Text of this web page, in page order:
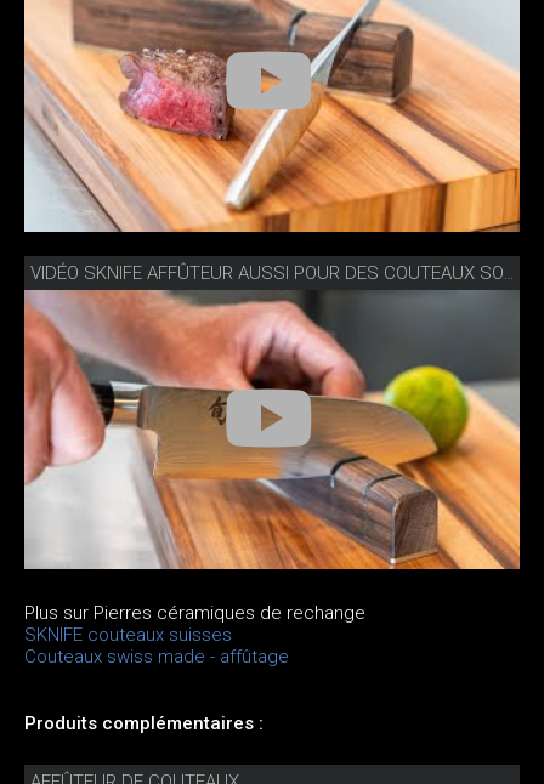
VIDÉO SKNIFE AFFÛTEUR AUSSI POUR DES COUTEAUX SOLINGEN & JAPON
Plus sur Pierres céramiques de rechange
SKNIFE couteaux suisses
Couteaux swiss made - affûtage
Produits complémentaires :